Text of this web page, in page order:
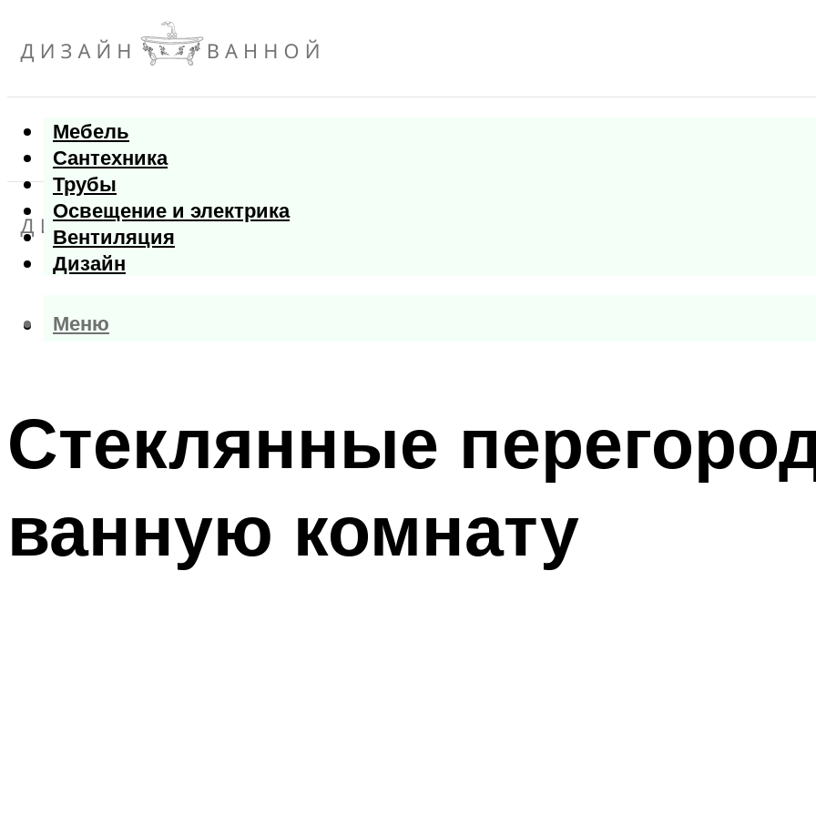
Мебель
Сантехника
Трубы
Освещение и электрика
Вентиляция
Дизайн
Меню
Меню
Стеклянные
ванную комнату